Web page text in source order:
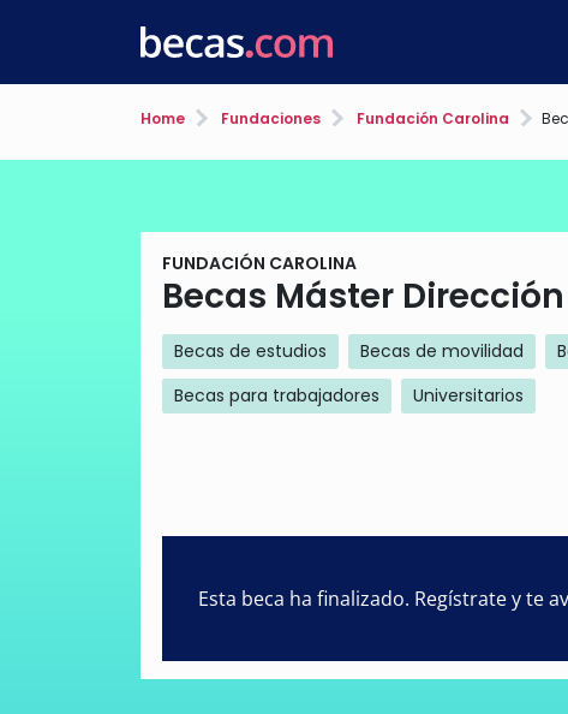
Home Fundaciones Fundación Carolina
FUNDACIÓN CAROLINA
Becas Máster
Becas de estudios Becas de movilidad
Becas para trabajadores
Universitarios
Esta beca ha finalizado. Regístrate y te